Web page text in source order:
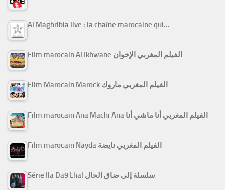
Al Maghribia live : la chaîne marocaine qui…
Film marocain Al Ikhwane الفيلم المغربي الإخوان
Film Marocain Marock الفيلم المغربي ماروك
Film marocain Ana Machi Ana الفيلم المغربي أنا ماشي أنا
Film marocain Nayda الفيلم المغربي نايضة
Série Ila Da9 Lhal سلسلة إلى ضاق الحال